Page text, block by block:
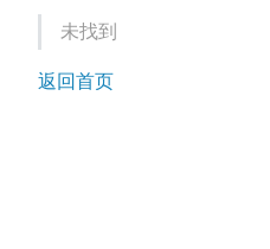
未找到
返回首页